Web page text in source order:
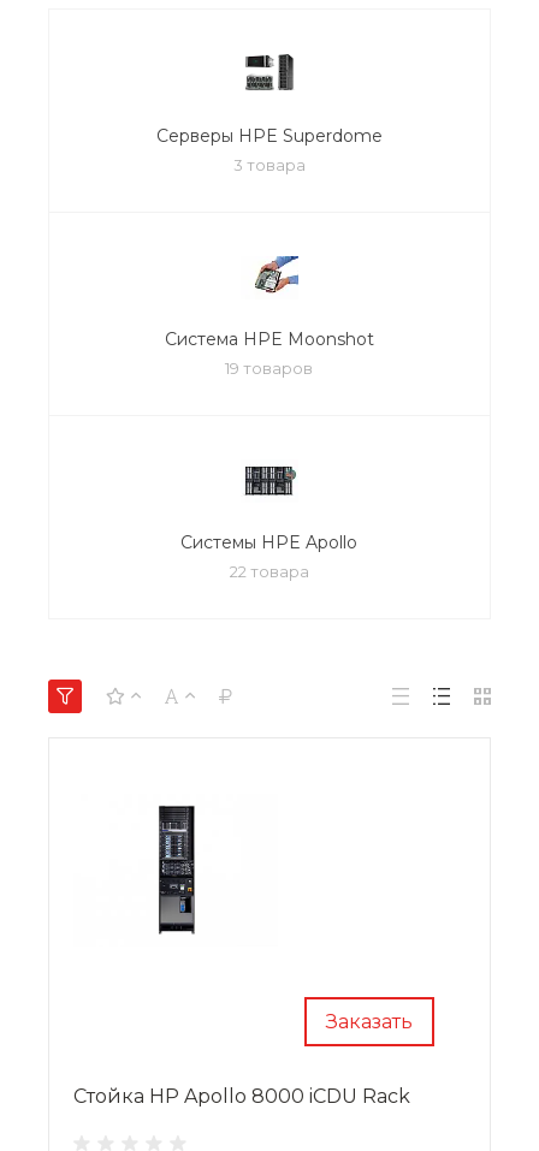
Серверы HPE Superdome
3 товара
Система HPE Moonshot
19 товаров
Системы HPE Apollo
22 товара
Заказать
Стойка HP Apollo 8000 iCDU Rack